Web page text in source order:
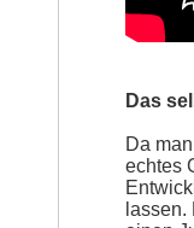
Das
Da
echtes